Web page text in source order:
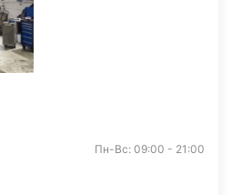
Пн-Вс: 09:00 - 21:00